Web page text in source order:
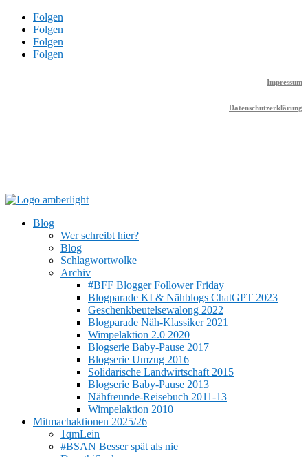
Folgen
Folgen
Folgen
Folgen
Impressum
Datenschutzerklärung
Blog
Wer schreibt hier?
Blog
Schlagwortwolke
Archiv
#BFF Blogger Follower Friday
Blogparade KI & Nähblogs ChatGPT 2023
Geschenkbeutelsewalong 2022
Blogparade Näh-Klassiker 2021
Wimpelaktion 2.0 2020
Blogserie Baby-Pause 2017
Blogserie Umzug 2016
Solidarische Landwirtschaft 2015
Blogserie Baby-Pause 2013
Nähfreunde-Reisebuch 2011-13
Wimpelaktion 2010
Mitmachaktionen 2025/26
1qmLein
#BSAN Besser spät als nie